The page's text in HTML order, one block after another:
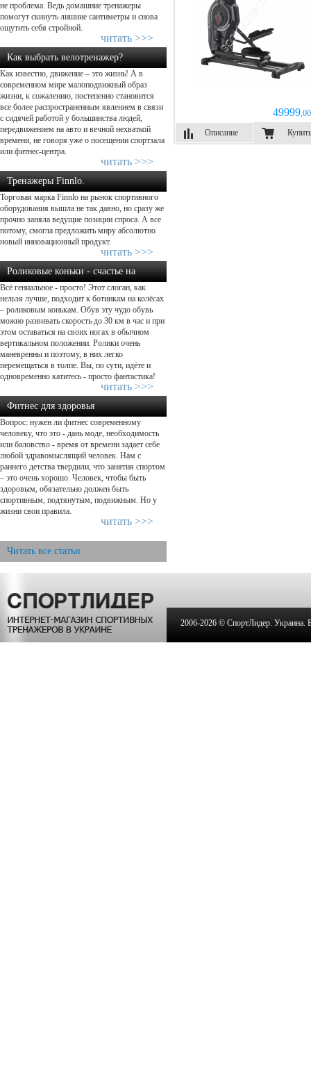
не проблема. Ведь домашние тренажеры
помогут скинуть лишние сантиметры и снова
ощутить себя стройной.
читать >>>
Как выбрать велотренажер?
Как известно, движение – это жизнь! А в
современном мире малоподвижный образ
жизни, к сожалению, постепенно становится
все более распространенным явлением в связи
с сидячей работой у большинства людей,
передвижением на авто и вечной нехваткой
времени, не говоря уже о посещении спортзала
или фитнес-центра.
читать >>>
Тренажеры Finnlo.
Добро пожаловать домой – начнем ...
Торговая марка Finnlo на рынок спортивного
оборудования вышла не так давно, но сразу же
прочно заняла ведущие позиции спроса. А все
потому, смогла предложить миру абсолютно
новый инновационный продукт.
читать >>>
Роликовые коньки - счастье на
колёсах....
Всё гениальное - просто! Этот слоган, как
нельзя лучше, подходит к ботинкам на колёсах
– роликовым конькам. Обув эту чудо обувь
можно развивать скорость до 30 км в час и при
этом оставаться на своих ногах в обычном
вертикальном положении. Ролики очень
маневренны и поэтому, в них легко
перемещаться в толпе. Вы, по сути, идёте и
одновременно катитесь - просто фантастика!
читать >>>
Фитнес для здоровья
Вопрос: нужен ли фитнес современному
человеку, что это - дань моде, необходимость
или баловство - время от времени задает себе
любой здравомыслящий человек. Нам с
раннего детства твердили, что занятия спортом
– это очень хорошо. Человек, чтобы быть
здоровым, обязательно должен быть
спортивным, подтянутым, подвижным. Но у
жизни свои правила.
читать >>>
Читать все статьи
49999
Описание
Купить
2006-2026 © СпортЛидер. Украина.